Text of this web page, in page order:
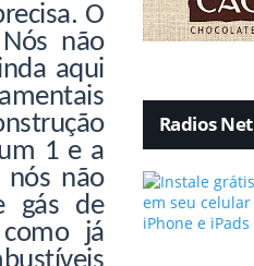
O
não
aqui
1 e a
nós não
gás de
já
Radios Net